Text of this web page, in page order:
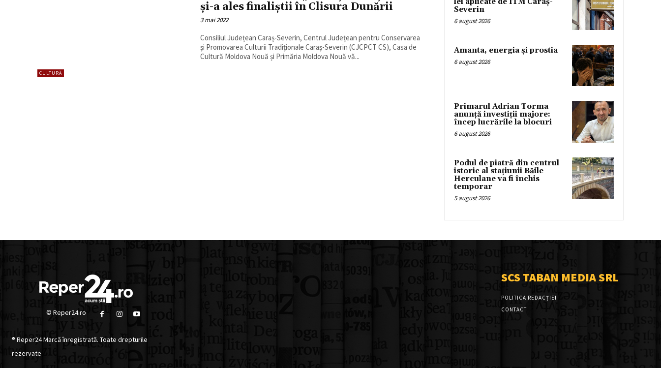
CULTURĂ
și-a ales finaliștii în Clisura Dunării
3 mai 2022
Consiliul Județean Caraș-Severin, Centrul Județean pentru Conservarea
și Promovarea Culturii Tradiționale Caraș-Severin (CJCPCT CS), Casa de
Cultură Moldova Nouă și Primăria Moldova Nouă vă...
Severin
6 august 2026
Amanta, energia și prostia
6 august 2026
Primarul Adrian Torma
anunță investiții majore:
încep lucrările la blocuri
6 august 2026
Podul de piatră din centrul
istoric al stațiunii Băile
Herculane va fi închis
temporar
5 august 2026
© Reper24.ro
® Reper24 Marcă înregistrată. Toate drepturile
rezervate
SCS TABAN MEDIA SRL
POLITICA REDACȚIEI
CONTACT